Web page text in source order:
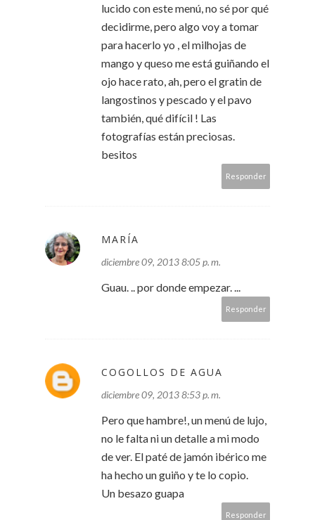
lucido con este menú, no sé por qué
decidirme, pero algo voy a tomar
para hacerlo yo , el milhojas de
mango y queso me está guiñando el
ojo hace rato, ah, pero el gratin de
langostinos y pescado y el pavo
también, qué difícil ! Las
fotografías están preciosas.
besitos
Responder
MARÍA
diciembre 09, 2013 8:05 p. m.
Guau. .. por donde empezar. ...
Responder
COGOLLOS DE AGUA
diciembre 09, 2013 8:53 p. m.
Pero que hambre!, un menú de lujo,
no le falta ni un detalle a mi modo
de ver. El paté de jamón ibérico me
ha hecho un guiño y te lo copio.
Un besazo guapa
Responder